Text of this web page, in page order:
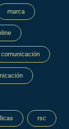
marca
rsc